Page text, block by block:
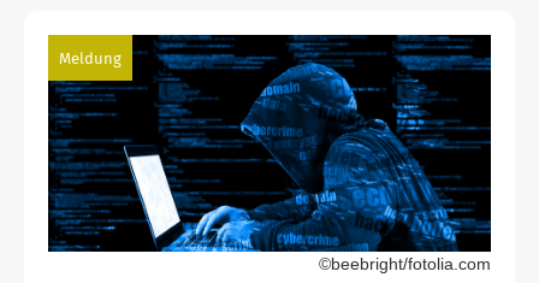
Meldung
©beebright/fotolia.com